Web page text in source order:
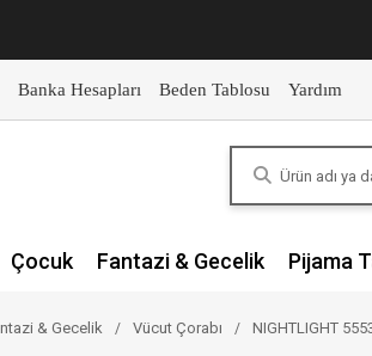
Banka Hesapları Beden Tablosu Yardım
Çocuk Fantazi & Gecelik Pijama
& Gecelik Vücut Çorabı NIGHTLIGHT